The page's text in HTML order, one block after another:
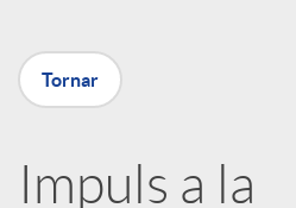
p
a
Tornar
Impuls a la